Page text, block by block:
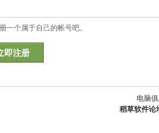
一个属于自己的帐号吧。
即注册
电脑
稻草软件论